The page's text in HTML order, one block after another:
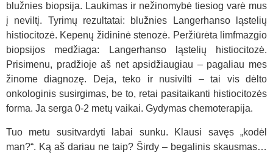
blužnies biopsija. Laukimas ir nežinomybė tiesiog varė mus
į neviltį. Tyrimų rezultatai: blužnies Langerhanso ląstelių
histiocitozė. Kepenų židininė stenozė. Peržiūrėta limfmazgio
biopsijos medžiaga: Langerhanso ląstelių histiocitozė.
Prisimenu, pradžioje aš net apsidžiaugiau – pagaliau mes
žinome diagnozę. Deja, teko ir nusivilti – tai vis dėlto
onkologinis susirgimas, be to, retai pasitaikanti histiocitozės
forma. Ja serga 0-2 metų vaikai. Gydymas chemoterapija.
Tuo metu susitvardyti labai sunku. Klausi savęs „kodėl
man?“. Ką aš dariau ne taip? Širdy – begalinis skausmas…